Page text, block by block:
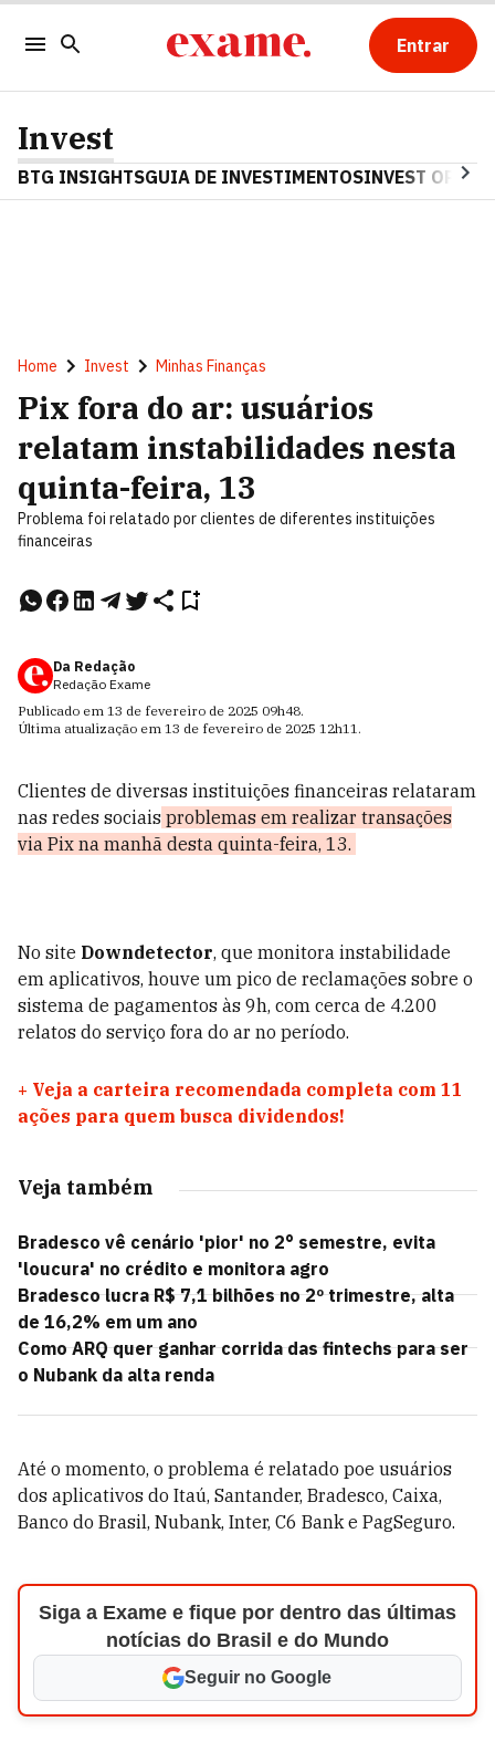
Entrar
Invest
BTG INSIGHTSGUIA DE INVESTIMENTOSINVEST OPINA
Home Invest Minhas Finanças
Pix fora do ar: usuários
relatam instabilidades nesta
quinta-feira, 13
Problema foi relatado por clientes de diferentes instituições
financeiras
Da Redação
Redação Exame
Publicado em 13 de fevereiro de 2025 09h48.
Última atualização em 13 de fevereiro de 2025 12h11.
Clientes de diversas instituições financeiras relataram
nas redes sociais problemas em realizar transações
via Pix na manhã desta quinta-feira, 13.
No site Downdetector, que monitora instabilidade
em aplicativos, houve um pico de reclamações sobre o
sistema de pagamentos às 9h, com cerca de 4.200
relatos do serviço fora do ar no período.
+ Veja a carteira recomendada completa com 11
ações para quem busca dividendos!
Veja também
Bradesco vê cenário 'pior' no 2° semestre, evita
'loucura' no crédito e monitora agro
Bradesco lucra R$ 7,1 bilhões no 2º trimestre, alta
de 16,2% em um ano
Como ARQ quer ganhar corrida das fintechs para ser
o Nubank da alta renda
Até o momento, o problema é relatado poe usuários
dos aplicativos do Itaú, Santander, Bradesco, Caixa,
Banco do Brasil, Nubank, Inter, C6 Bank e PagSeguro.
Siga a Exame e fique por dentro das últimas
notícias do Brasil e do Mundo
Seguir no Google